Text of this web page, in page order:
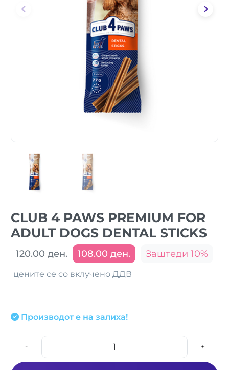
CLUB 4 PAWS PREMIUM FOR
ADULT DOGS DENTAL STICKS
120.00 ден. 108.00 ден. Заштеди 10%
цените се со вклучено ДДВ
Производот е на залиха!
- +